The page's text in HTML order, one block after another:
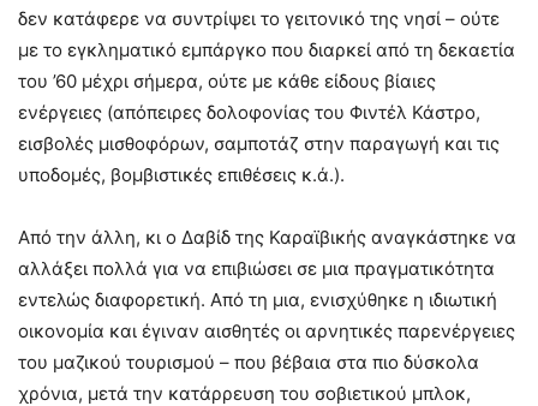
δεν κατάφερε να συντρίψει το γειτονικό της νησί – ούτε
με το εγκληματικό εμπάργκο που διαρκεί από τη δεκαετία
του ’60 μέχρι σήμερα, ούτε με κάθε είδους βίαιες
ενέργειες (απόπειρες δολοφονίας του Φιντέλ Κάστρο,
εισβολές μισθοφόρων, σαμποτάζ στην παραγωγή και τις
υποδομές, βομβιστικές επιθέσεις κ.ά.).
Από την άλλη, κι ο Δαβίδ της Καραϊβικής αναγκάστηκε να
αλλάξει πολλά για να επιβιώσει σε μια πραγματικότητα
εντελώς διαφορετική. Από τη μια, ενισχύθηκε η ιδιωτική
οικονομία και έγιναν αισθητές οι αρνητικές παρενέργειες
του μαζικού τουρισμού – που βέβαια στα πιο δύσκολα
χρόνια, μετά την κατάρρευση του σοβιετικού μπλοκ,